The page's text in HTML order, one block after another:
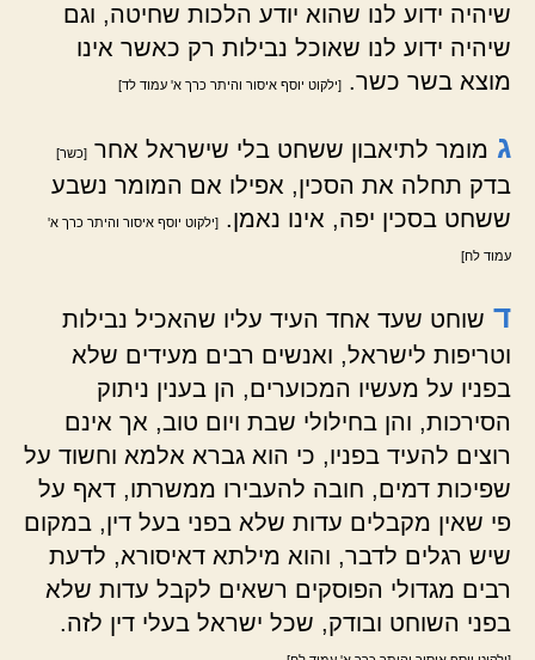
שיהיה ידוע לנו שהוא יודע הלכות שחיטה, וגם
שיהיה ידוע לנו שאוכל נבילות רק כאשר אינו
מוצא בשר כשר. [ילקוט יוסף איסור והיתר כרך א' עמוד לד]
ג מומר לתיאבון ששחט בלי שישראל אחר [כשר]
בדק תחלה את הסכין, אפילו אם המומר נשבע
ששחט בסכין יפה, אינו נאמן. [ילקוט יוסף איסור והיתר כרך א'
עמוד לח]
ד שוחט שעד אחד העיד עליו שהאכיל נבילות
וטריפות לישראל, ואנשים רבים מעידים שלא
בפניו על מעשיו המכוערים, הן בענין ניתוק
הסירכות, והן בחילולי שבת ויום טוב, אך אינם
רוצים להעיד בפניו, כי הוא גברא אלמא וחשוד על
שפיכות דמים, חובה להעבירו ממשרתו, דאף על
פי שאין מקבלים עדות שלא בפני בעל דין, במקום
שיש רגלים לדבר, והוא מילתא דאיסורא, לדעת
רבים מגדולי הפוסקים רשאים לקבל עדות שלא
בפני השוחט ובודק, שכל ישראל בעלי דין לזה.